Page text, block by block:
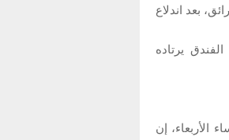
بعد اندلاع
يرتاده
إن